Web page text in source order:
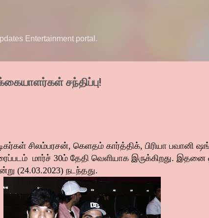
Entertainment portal.
சந்திப்பு!
சிலம்பரசன், கெளதம் கார்த்திக், பிரியா பவானி
மார்ச் 30ம் தேதி வெளியாக இருக்கிறது.
(24.03.2023) நடந்தது.